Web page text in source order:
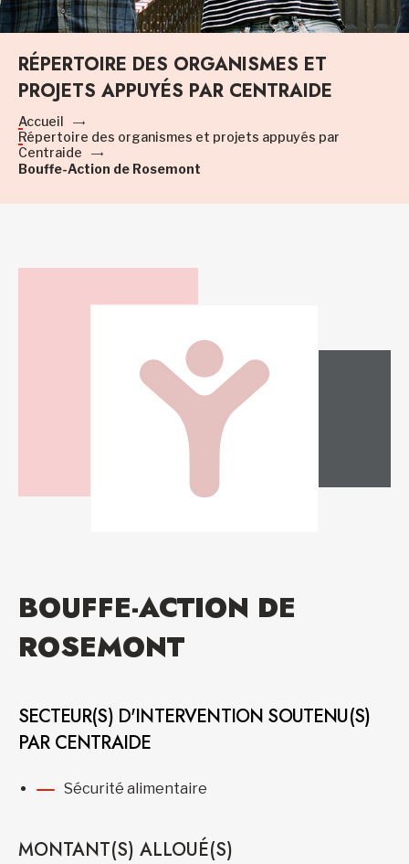
RÉPERTOIRE DES ORGANISMES ET
PROJETS APPUYÉS PAR CENTRAIDE
Accueil
Répertoire des organismes et projets appuyés par
Centraide
Bouffe-Action de Rosemont
BOUFFE-ACTION DE
ROSEMONT
SECTEUR(S) D'INTERVENTION SOUTENU(S)
PAR CENTRAIDE
Sécurité alimentaire
MONTANT(S) ALLOUÉ(S)